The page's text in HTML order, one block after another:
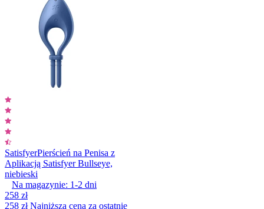
SatisfyerPierścień na Penisa z
Aplikacją Satisfyer Bullseye,
niebieski
Na magazynie: 1-2 dni
258 zł
258 złNajniższa cena za ostatnie